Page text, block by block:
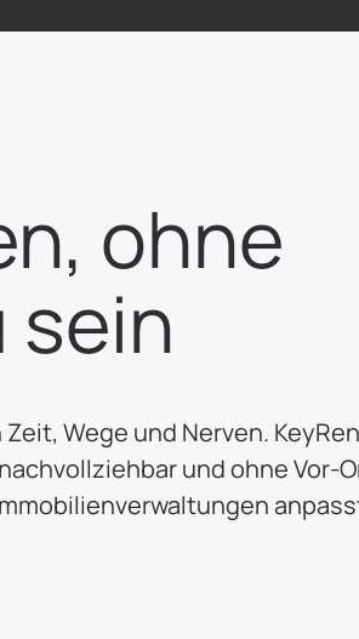
ohne
sein
Wege und Nerven.
und ohne Vor-